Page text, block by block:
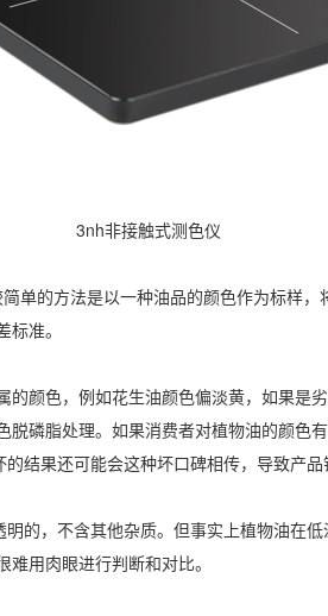
3nh非接触式测色仪
单的方法是以一种油品的颜色作为标样
准。
颜色，例如花生油颜色偏淡黄，如果是
磷脂处理。如果消费者对植物油的颜色
结果还可能会这种坏口碑相传，导致产品
的，不含其他杂质。但事实上植物油在
用肉眼进行判断和对比。